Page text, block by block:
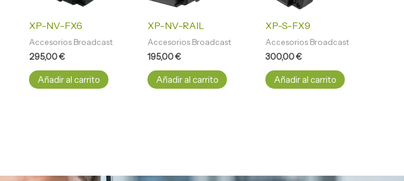
XP-NV-FX6
Accesorios Broadcast
295,00€
Añadir al carrito
XP-NV-RAIL
Accesorios Broadcast
195,00€
Añadir al carrito
XP-S-FX9
Accesorios Broadcast
300,00€
Añadir al carrito